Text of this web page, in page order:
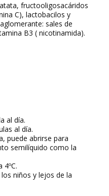
fructooligosacáridos
C), lactobacilos y
sales de
B3 ( nicotinamida).
al día.
al día.
puede abrirse para
semilíquido como la
niños y lejos de la